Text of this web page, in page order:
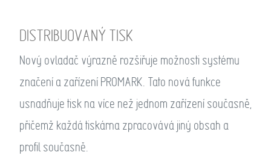
DISTRIBUOVANÝ TISK
Nový ovladač výrazně rozšiřuje možnosti systému
značení a zařízení PROMARK. Tato nová funkce
usnadňuje tisk na více než jednom zařízení současně,
přičemž každá tiskárna zpracovává jiný obsah a
profil současně.